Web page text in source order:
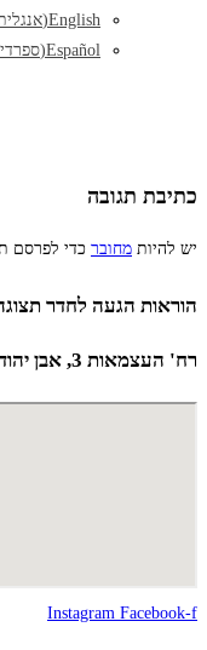
English
(
Español
(
כתיבת תגובה
יש להיות מחובר כדי לפרסם
הוראות הגעה לחדר
רח' העצמאות 3, אבן יהודה
Instagram Facebook-f